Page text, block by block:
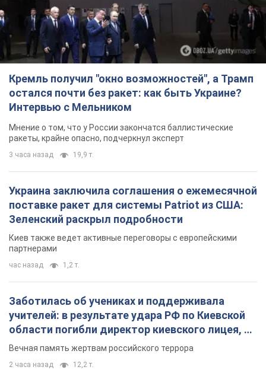
Кремль получил "окно возможностей", а Трамп
остался почти без ракет: как быть Украине?
Интервью с Мельником
Мнение о том, что у России закончатся баллистические
ракеты, крайне опасно, подчеркнул эксперт
3 часа назад 19,9 т.
Украина заключила соглашения о ежемесячной
поставке ракет для системы Patriot из США:
Зеленский раскрыл подробности
Киев также ведет активные переговоры с европейскими
партнерами
час назад 1,2 т.
Заботилась об учениках и поддерживала
учителей: в результате удара РФ по Киевской
области погибли директор киевского лицея, её
муж и внук
Вечная память жертвам российского террора
2 часа назад 12,2 т.